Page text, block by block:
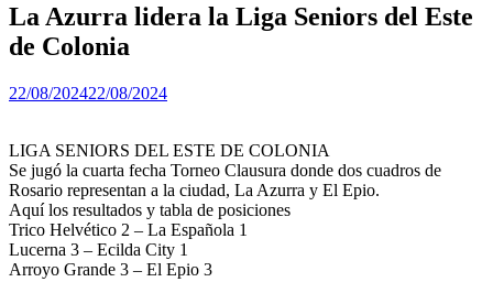
La Azurra lidera la Liga Seniors del Este
de Colonia
22/08/202422/08/2024
LIGA SENIORS DEL ESTE DE COLONIA
Se jugó la cuarta fecha Torneo Clausura donde dos cuadros de
Rosario representan a la ciudad, La Azurra y El Epio.
Aquí los resultados y tabla de posiciones
Trico Helvético 2 – La Española 1
Lucerna 3 – Ecilda City 1
Arroyo Grande 3 – El Epio 3